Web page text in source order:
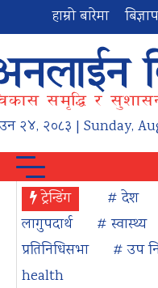
हाम्रो बारेमा
२४, २०८३ | Sunday,
ट्रेन्डिंग # देश
लागुपदार्थ
# स्वास्थ्य
प्रतिनिधिसभा
# उप
health